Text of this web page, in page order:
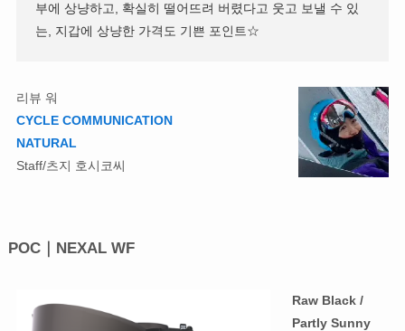
부에 상냥하고, 확실히 떨어뜨려 버렸다고 웃고 보낼 수 있
는, 지갑에 상냥한 가격도 기쁜 포인트☆
리뷰 워
CYCLE COMMUNICATION
NATURAL
Staff/츠지 호시코씨
POC｜NEXAL WF
Raw Black /
Partly Sunny